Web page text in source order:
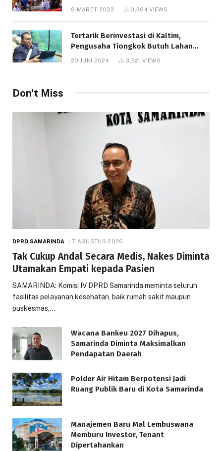
8 MARET 2023 3,364VIEWS
Tertarik Berinvestasi di Kaltim,
Pengusaha Tiongkok Butuh Lahan
20 JUNI 2024 3,321VIEWS
Don't Miss
DPRD SAMARINDA 7 AGUSTUS 2026
Tak Cukup Andal Secara Medis, Nakes Diminta
Utamakan Empati kepada Pasien
SAMARINDA: Komisi IV DPRD Samarinda meminta seluruh
fasilitas pelayanan kesehatan, baik rumah sakit maupun
puskesmas,…
Wacana Bankeu 2027 Dihapus,
Samarinda Diminta Maksimalkan
Pendapatan Daerah
Polder Air Hitam Berpotensi Jadi
Ruang Publik Baru di Kota Samarinda
Manajemen Baru Mal Lembuswana
Memburu Investor, Tenant
Dipertahankan